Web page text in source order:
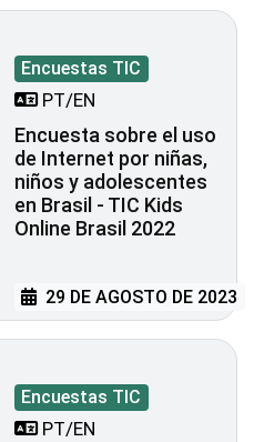
Encuestas TIC
PT/EN
Encuesta sobre el uso
de Internet por niñas,
niños y adolescentes
en Brasil - TIC Kids
Online Brasil 2022
29 DE AGOSTO DE 2023
Encuestas TIC
PT/EN